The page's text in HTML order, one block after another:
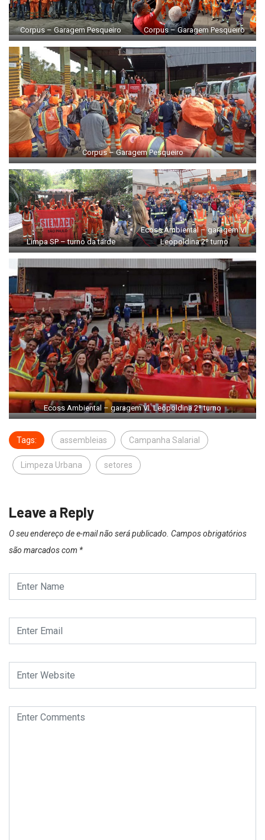
Corpus – Garagem Pesqueiro Corpus – Garagem Pesqueiro
Corpus – Garagem Pesqueiro
Limpa SP – turno da tarde
Ecoss Ambiental – garagem Vl.
Leopoldina 2º turno
Ecoss Ambiental – garagem Vl. Leopoldina 2º turno
Tags: assembleias Campanha Salarial
Limpeza Urbana setores
Leave a Reply
O seu endereço de e-mail não será publicado. Campos obrigatórios
são marcados com *